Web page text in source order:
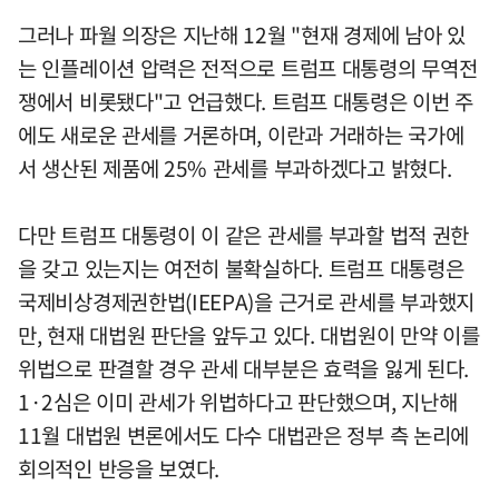
그러나 파월 의장은 지난해 12월 "현재 경제에 남아 있
는 인플레이션 압력은 전적으로 트럼프 대통령의 무역전
쟁에서 비롯됐다"고 언급했다. 트럼프 대통령은 이번 주
에도 새로운 관세를 거론하며, 이란과 거래하는 국가에
서 생산된 제품에 25% 관세를 부과하겠다고 밝혔다.
다만 트럼프 대통령이 이 같은 관세를 부과할 법적 권한
을 갖고 있는지는 여전히 불확실하다. 트럼프 대통령은
국제비상경제권한법(IEEPA)을 근거로 관세를 부과했지
만, 현재 대법원 판단을 앞두고 있다. 대법원이 만약 이를
위법으로 판결할 경우 관세 대부분은 효력을 잃게 된다.
1·2심은 이미 관세가 위법하다고 판단했으며, 지난해
11월 대법원 변론에서도 다수 대법관은 정부 측 논리에
회의적인 반응을 보였다.